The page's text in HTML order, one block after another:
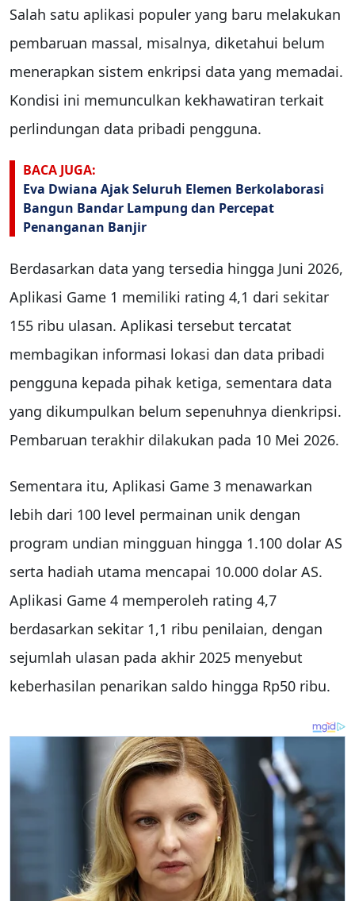
Salah satu aplikasi populer yang baru melakukan
pembaruan massal, misalnya, diketahui belum
menerapkan sistem enkripsi data yang memadai.
Kondisi ini memunculkan kekhawatiran terkait
perlindungan data pribadi pengguna.
BACA JUGA:
Eva Dwiana Ajak Seluruh Elemen Berkolaborasi
Bangun Bandar Lampung dan Percepat
Penanganan Banjir
Berdasarkan data yang tersedia hingga Juni 2026,
Aplikasi Game 1 memiliki rating 4,1 dari sekitar
155 ribu ulasan. Aplikasi tersebut tercatat
membagikan informasi lokasi dan data pribadi
pengguna kepada pihak ketiga, sementara data
yang dikumpulkan belum sepenuhnya dienkripsi.
Pembaruan terakhir dilakukan pada 10 Mei 2026.
Sementara itu, Aplikasi Game 3 menawarkan
lebih dari 100 level permainan unik dengan
program undian mingguan hingga 1.100 dolar AS
serta hadiah utama mencapai 10.000 dolar AS.
Aplikasi Game 4 memperoleh rating 4,7
berdasarkan sekitar 1,1 ribu penilaian, dengan
sejumlah ulasan pada akhir 2025 menyebut
keberhasilan penarikan saldo hingga Rp50 ribu.